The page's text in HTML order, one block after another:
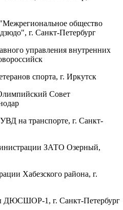
общество
г. Санкт-Петербург
управления внутренних
спорта, г. Иркутск
Совет
на транспорте, г. Санкт-
ЗАТО Озерный,
Хабезского района, г.
ДЮСШОР-1, г. Санкт-Петербург